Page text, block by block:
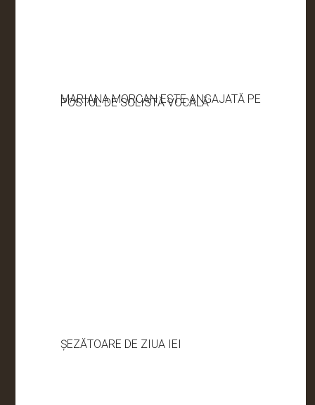
MARIANA MORCAN ESTE ANGAJATĂ PE
POSTUL DE SOLISTĂ VOCALĂ
ȘEZĂTOARE DE ZIUA IEI